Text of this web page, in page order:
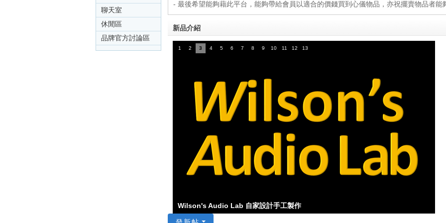
影
音
俱
樂
聊天室
休閒區
品牌官方討論區
- 最後希望能夠藉此平台，能夠帶給會員以適合的價錢買到心儀物品，亦祝擺賣物品者能
新品介紹
Wilson's Audio Lab 自家設計手工製作
1 2 3 4 5 6 7 8 9 10 11 12 13